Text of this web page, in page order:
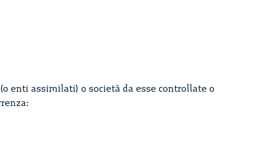
assimilati) o società da esse controllate o